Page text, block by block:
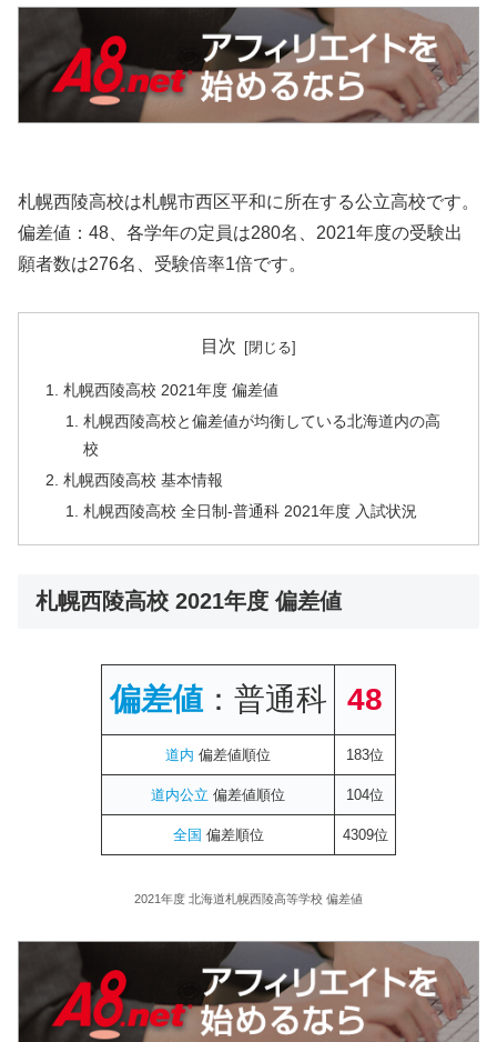
札幌西陵高校は札幌市西区平和に所在する公立高校です。
偏差値：48、各学年の定員は280名、2021年度の受験出
願者数は276名、受験倍率1倍です。
目次
札幌西陵高校 2021年度 偏差値
札幌西陵高校と偏差値が均衡している北海道内の高
校
札幌西陵高校 基本情報
札幌西陵高校 全日制-普通科 2021年度 入試状況
札幌西陵高校 2021年度 偏差値
偏差値：普通科 48
道内 偏差値順位 183位
道内公立 偏差値順位 104位
全国 偏差順位 4309位
2021年度 北海道札幌西陵高等学校 偏差値